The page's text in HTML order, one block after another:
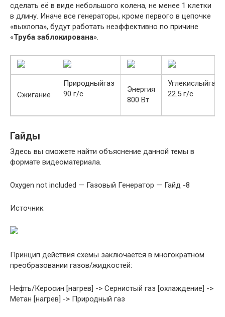
сделать её в виде небольшого колена, не менее 1 клетки
в длину. Иначе все генераторы, кроме первого в цепочке
«выхлопа», будут работать неэффективно по причине
«Труба заблокирована».
Сжигание
Природныйгаз
90 г/с
Энергия
800 Вт
Углекислыйгаз
22.5 г/с
Гайды
Здесь вы сможете найти объяснение данной темы в
формате видеоматериала.
Oxygen not included — Газовый Генератор — Гайд -8
Источник
Принцип действия схемы заключается в многократном
преобразовании газов/жидкостей:
Нефть/Керосин [нагрев] -> Сернистый газ [охлаждение] ->
Метан [нагрев] -> Природный газ